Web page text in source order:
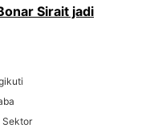
Sirait jadi
Sektor